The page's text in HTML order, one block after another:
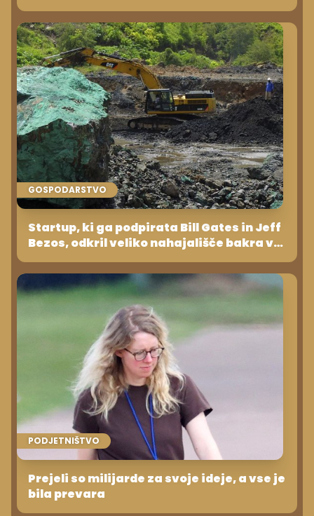
GOSPODARSTVO
Startup, ki ga podpirata Bill Gates in Jeff
Bezos, odkril veliko nahajališče bakra v
Zambiji
PODJETNIŠTVO
Prejeli so milijarde za svoje ideje, a vse je
bila prevara